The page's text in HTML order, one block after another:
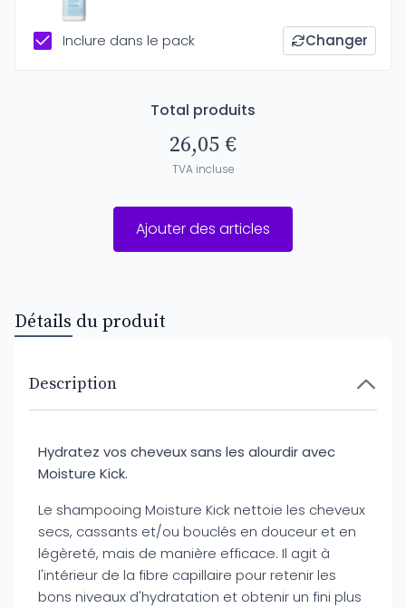
Inclure dans le pack Changer
Total produits
26,05 €
TVA incluse
Ajouter des articles
Détails du produit
Description
Hydratez vos cheveux sans les alourdir avec
Moisture Kick.
Le shampooing Moisture Kick nettoie les cheveux
secs, cassants et/ou bouclés en douceur et en
légèreté, mais de manière efficace. Il agit à
l'intérieur de la fibre capillaire pour retenir les
bons niveaux d'hydratation et obtenir un fini plus